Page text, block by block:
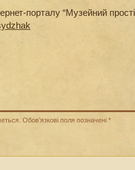
порталу “Музейний
Обов’язкові поля позначені *